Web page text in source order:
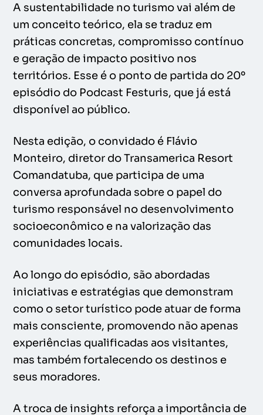
A sustentabilidade no turismo vai além de
um conceito teórico, ela se traduz em
práticas concretas, compromisso contínuo
e geração de impacto positivo nos
territórios. Esse é o ponto de partida do 20º
episódio do Podcast Festuris, que já está
disponível ao público.
Nesta edição, o convidado é Flávio
Monteiro, diretor do Transamerica Resort
Comandatuba, que participa de uma
conversa aprofundada sobre o papel do
turismo responsável no desenvolvimento
socioeconômico e na valorização das
comunidades locais.
Ao longo do episódio, são abordadas
iniciativas e estratégias que demonstram
como o setor turístico pode atuar de forma
mais consciente, promovendo não apenas
experiências qualificadas aos visitantes,
mas também fortalecendo os destinos e
seus moradores.
A troca de insights reforça a importância de